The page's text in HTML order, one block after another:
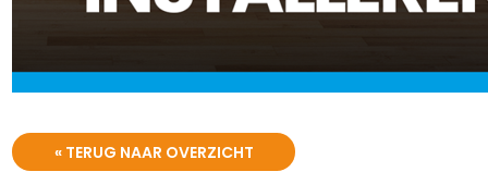
« TERUG NAAR OVERZICHT